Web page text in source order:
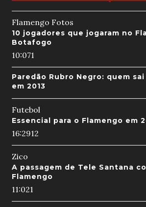
Flamengo Fotos
10 jogadores que jogaram no
Botafogo
10:071
Paredão Rubro Negro: quem
em 2013
Futebol
Essencial para o Flamengo em
16:2912
Zico
A passagem de Tele Santana
Flamengo
11:021